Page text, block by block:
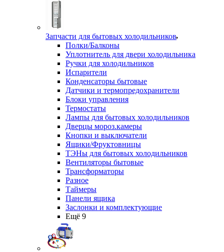
Запчасти для бытовых холодильников
Полки/Балконы
Уплотнитель для двери холодильника
Ручки для холодильников
Испарители
Конденсаторы бытовые
Датчики и термопредохранители
Блоки управления
Термостаты
Лампы для бытовых холодильников
Дверцы мороз.камеры
Кнопки и выключатели
Ящики/Фруктовницы
ТЭНы для бытовых холодильников
Вентиляторы бытовые
Трансформаторы
Разное
Таймеры
Панели ящика
Заслонки и комплектующие
Ещё 9